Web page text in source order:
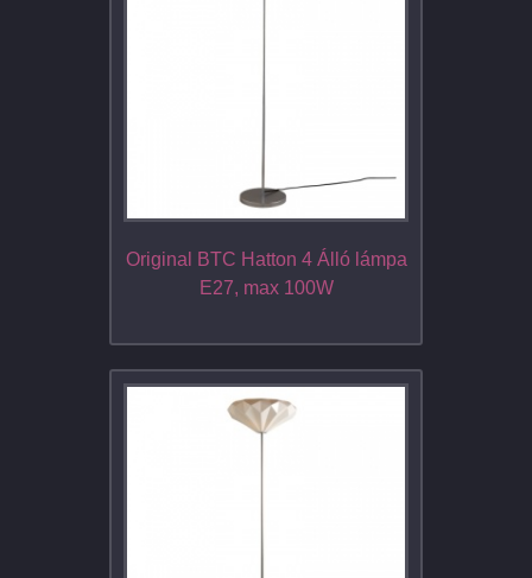
Original BTC Hatton 4 Álló lámpa
E27, max 100W